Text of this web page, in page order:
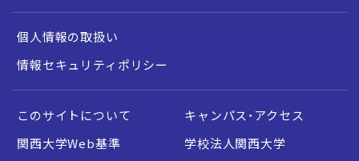
個人情報の取扱い
情報セキュリティポリシー
このサイトについて
キャンパス・アクセス
関西大学Web基準
学校法人関西大学